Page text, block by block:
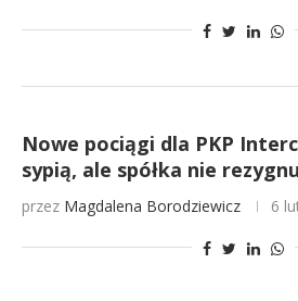
Nowe pociągi dla PKP
sypią, ale spółka nie
przez Magdalena Borodziewicz 6